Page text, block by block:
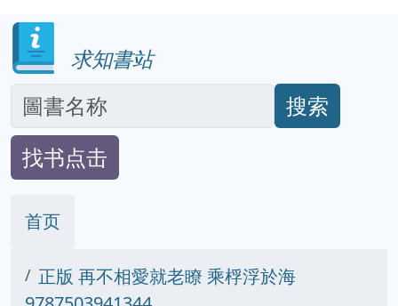
求知書站
搜索
找书点击
首页
正版 再不相愛就老瞭 乘桴浮於海